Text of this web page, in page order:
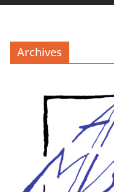
Archives